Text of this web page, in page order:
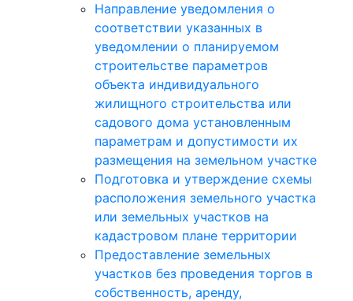
Направление уведомления о
соответствии указанных в
уведомлении о планируемом
строительстве параметров
объекта индивидуального
жилищного строительства или
садового дома установленным
параметрам и допустимости их
размещения на земельном участке
Подготовка и утверждение схемы
расположения земельного участка
или земельных участков на
кадастровом плане территории
Предоставление земельных
участков без проведения торгов в
собственность, аренду,